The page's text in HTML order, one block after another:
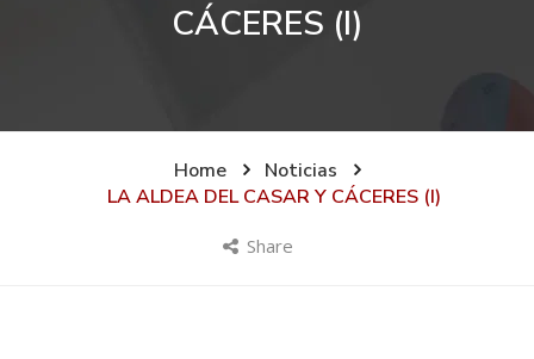
CÁCERES (I)
Home
Noticias
LA ALDEA DEL CASAR Y CÁCERES (I)
Share